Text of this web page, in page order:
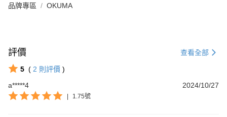
品牌專區 OKUMA
評價 查看全部
5 ( 2 則評價 )
a*****4
2024/10/27
| 1.75號